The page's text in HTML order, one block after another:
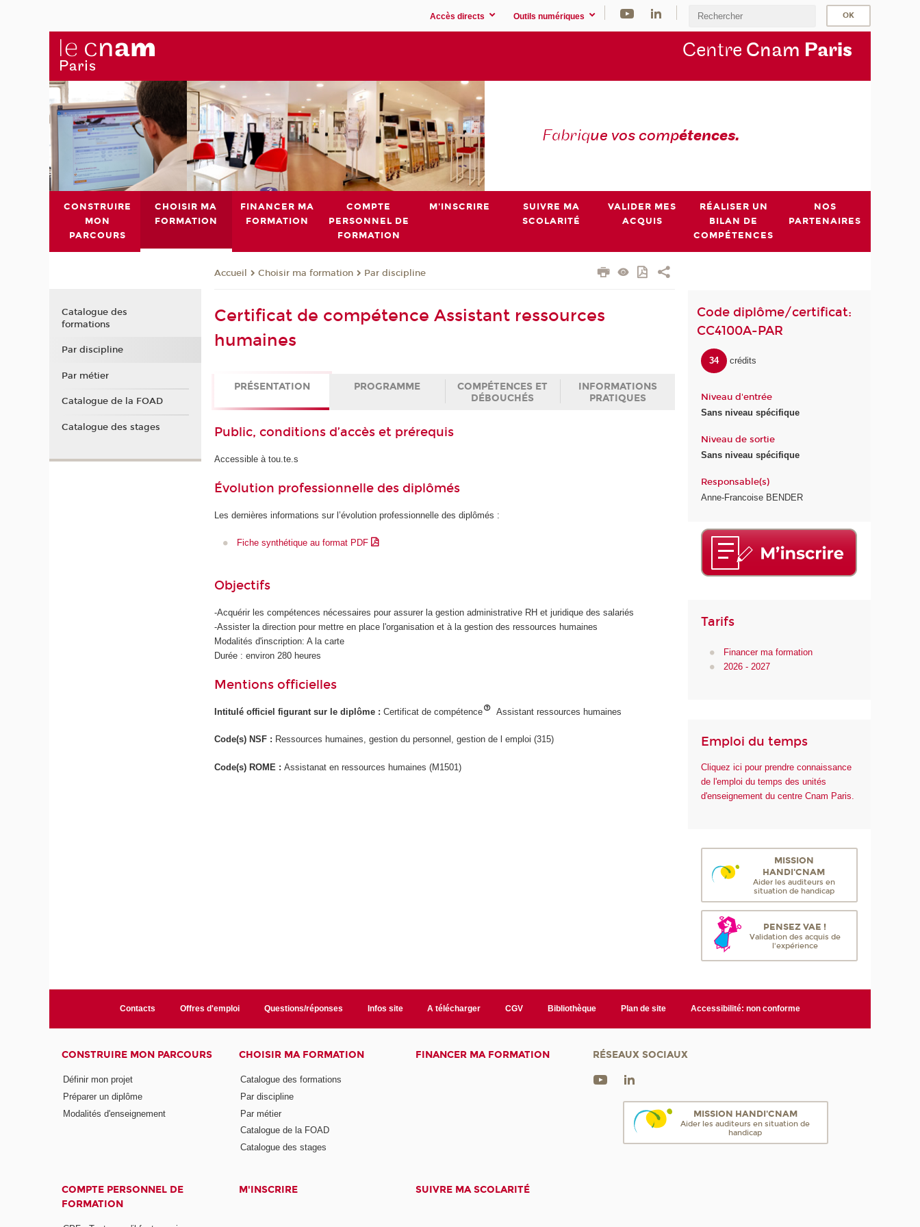
Accès directs Outils numériques
Centre Cnam Paris
Fabrique vos compétences.
CONSTRUIRE
MON
PARCOURS
CHOISIR MA
FORMATION
FINANCER MA
FORMATION
COMPTE
PERSONNEL DE
FORMATION
M'INSCRIRE
SUIVRE MA
SCOLARITÉ
VALIDER MES
ACQUIS
RÉALISER UN
BILAN DE
COMPÉTENCES
NOS
PARTENAIRES
Accueil Choisir ma formation Par discipline
Certificat de compétence Assistant ressources
humaines
PRÉSENTATION PROGRAMME
COMPÉTENCES ET
DÉBOUCHÉS
INFORMATIONS
PRATIQUES
Public, conditions d’accès et prérequis
Accessible à tou.te.s
Évolution professionnelle des diplômés
Les dernières informations sur l’évolution professionnelle des diplômés :
Fiche synthétique au format PDF
Objectifs
-Acquérir les compétences nécessaires pour assurer la gestion administrative RH et juridique des salariés
-Assister la direction pour mettre en place l'organisation et à la gestion des ressources humaines
Modalités d'inscription: A la carte
Durée : environ 280 heures
Mentions officielles
Intitulé officiel figurant sur le diplôme :Certificat de compétence Assistant ressources humaines
Code(s) NSF : Ressources humaines, gestion du personnel, gestion de l emploi (315)
Code(s) ROME :Assistanat en ressources humaines (M1501)
Code diplôme/certificat:
CC4100A-PAR
34 crédits
Niveau d'entrée
Sans niveau spécifique
Niveau de sortie
Sans niveau spécifique
Responsable(s)
Anne-Francoise BENDER
Tarifs
Financer ma formation
2026 - 2027
Emploi du temps
Cliquez ici pour prendre connaissance
de l'emploi du temps des unités
d'enseignement du centre Cnam Paris.
MISSION
HANDI'CNAM
Aider les auditeurs en
situation de handicap
PENSEZ VAE !
Validation des acquis de
l'expérience
Catalogue des
formations
Par discipline
Par métier
Catalogue de la FOAD
Catalogue des stages
Contacts Offres d'emploi Questions/réponses Infos site A télécharger CGV Bibliothèque Plan de site Accessibilité: non conforme
CONSTRUIRE MON PARCOURS
Définir mon projet
Préparer un diplôme
Modalités d'enseignement
CHOISIR MA FORMATION
Catalogue des formations
Par discipline
Par métier
Catalogue de la FOAD
Catalogue des stages
FINANCER MA FORMATION
COMPTE PERSONNEL DE
FORMATION
M'INSCRIRE SUIVRE MA SCOLARITÉ
RÉSEAUX SOCIAUX
MISSION HANDI'CNAM
Aider les auditeurs en situation de
handicap